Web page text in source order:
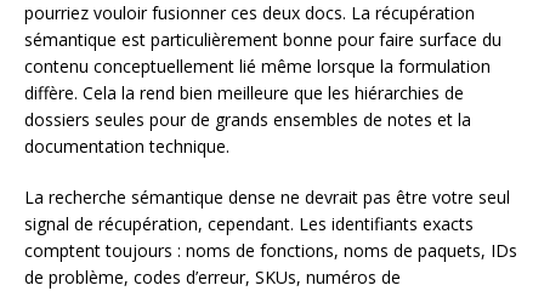
pourriez vouloir fusionner ces deux docs. La récupération
sémantique est particulièrement bonne pour faire surface du
contenu conceptuellement lié même lorsque la formulation
diffère. Cela la rend bien meilleure que les hiérarchies de
dossiers seules pour de grands ensembles de notes et la
documentation technique.
La recherche sémantique dense ne devrait pas être votre seul
signal de récupération, cependant. Les identifiants exacts
comptent toujours : noms de fonctions, noms de paquets, IDs
de problème, codes d’erreur, SKUs, numéros de